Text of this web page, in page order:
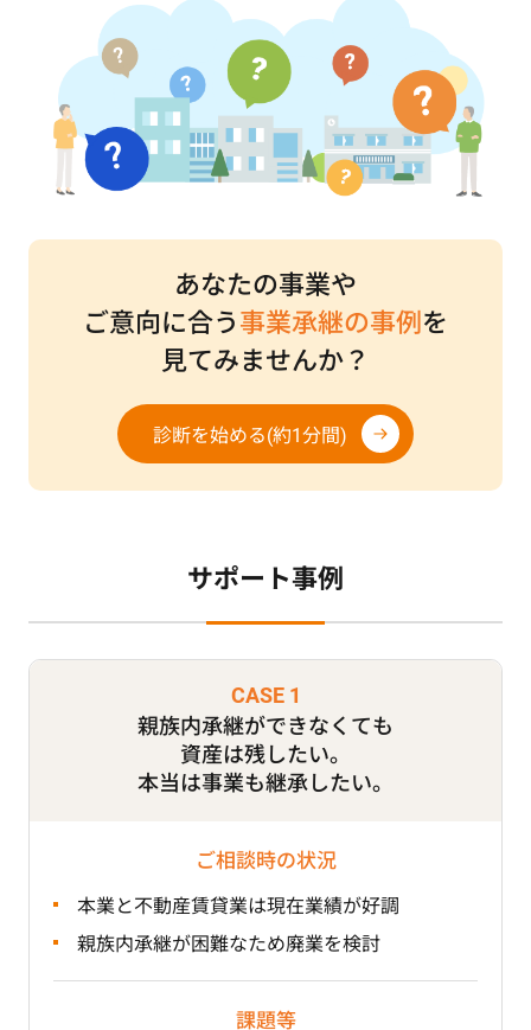
あなたの事業や
ご意向に合う 事業承継の事例 を
見てみませんか？
診断を始める(約1分間)
サポート事例
CASE 1
親族内承継ができなくても
資産は残したい。
本当は事業も継承したい。
ご相談時の状況
本業と不動産賃貸業は現在業績が好調
親族内承継が困難なため廃業を検討
課題等